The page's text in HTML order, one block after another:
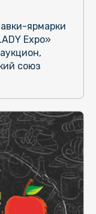
ярмарки
Expo»
союз